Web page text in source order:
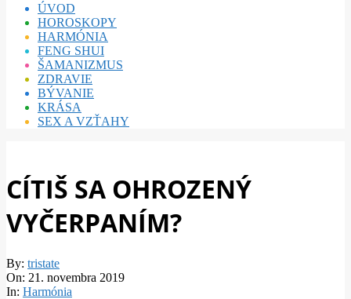
ÚVOD
HOROSKOPY
HARMÓNIA
FENG SHUI
ŠAMANIZMUS
ZDRAVIE
BÝVANIE
KRÁSA
SEX A VZŤAHY
CÍTIŠ SA OHROZENÝ
VYČERPANÍM?
By: tristate
On: 21. novembra 2019
In: Harmónia